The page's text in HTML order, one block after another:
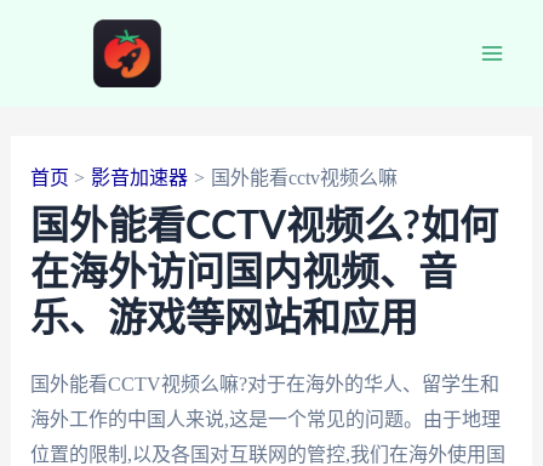
首页 影音加速器 国外能看cctv视频么嘛
国外能看CCTV视频么?如何
在海外访问国内视频、音
乐、游戏等网站和应用
国外能看CCTV视频么嘛?对于在海外的华人、留学生和
海外工作的中国人来说,这是一个常见的问题。由于地理
位置的限制,以及各国对互联网的管控,我们在海外使用国